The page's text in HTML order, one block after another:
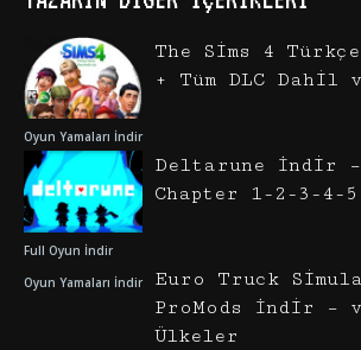
Oyun Yamaları İndir
The Sims 4
+ Tüm DLC Dahil
Full Oyun İndir
Deltarune İndir
Chapter 1-2-3-4-5
Oyun Yamaları İndir
Euro Truck
ProMods İndir –
Ülkeler